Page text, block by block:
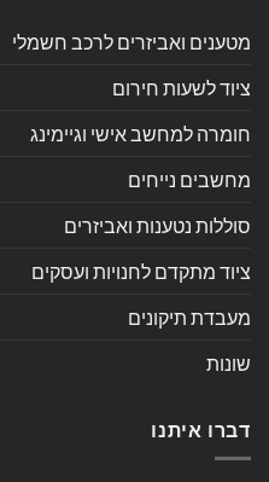
מטענים ואביזרים לרכב חשמלי
ציוד לשעות חירום
חומרה למחשב אישי וגיימינג
מחשבים נייחים
סוללות נטענות ואביזרים
ציוד מתקדם לחנויות ועסקים
מעבדת תיקונים
שונות
דברו איתנו